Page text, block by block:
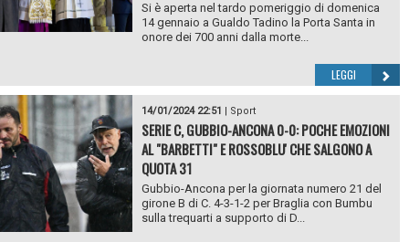
Si è aperta nel tardo pomeriggio di domenica
14 gennaio a Gualdo Tadino la Porta Santa in
onore dei 700 anni dalla morte...
LEGGI
14/01/2024 22:51 Sport
SERIE C, GUBBIO-ANCONA 0-0: POCHE EMOZIONI
AL "BARBETTI" E ROSSOBLU' CHE SALGONO A
QUOTA 31
Gubbio-Ancona per la giornata numero 21 del
girone B di C. 4-3-1-2 per Braglia con Bumbu
sulla trequarti a supporto di D...